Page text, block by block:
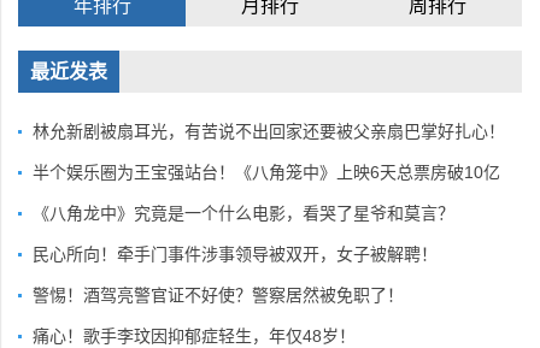
年排行 月排行 周排行
最近发表
林允新剧被扇耳光，有苦说不出回家还要被父亲扇巴掌好扎心！
半个娱乐圈为王宝强站台！《八角笼中》上映6天总票房破10亿
《八角龙中》究竟是一个什么电影，看哭了星爷和莫言？
民心所向！牵手门事件涉事领导被双开，女子被解聘！
警惕！酒驾亮警官证不好使？警察居然被免职了！
痛心！歌手李玟因抑郁症轻生，年仅48岁！